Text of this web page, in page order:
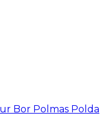
Bor Polmas Polda